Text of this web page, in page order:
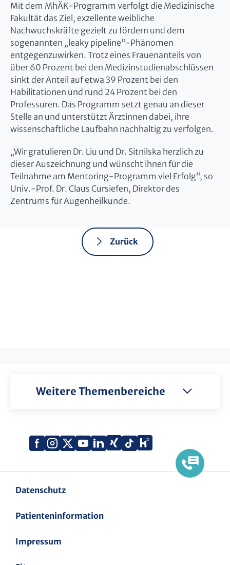
Mit dem MhÄK-Programm verfolgt die Medizinische
Fakultät das Ziel, exzellente weibliche
Nachwuchskräfte gezielt zu fördern und dem
sogenannten „leaky pipeline“-Phänomen
entgegenzuwirken. Trotz eines Frauenanteils von
über 60 Prozent bei den Medizinstudienabschlüssen
sinkt der Anteil auf etwa 39 Prozent bei den
Habilitationen und rund 24 Prozent bei den
Professuren. Das Programm setzt genau an dieser
Stelle an und unterstützt Ärztinnen dabei, ihre
wissenschaftliche Laufbahn nachhaltig zu verfolgen.
„Wir gratulieren Dr. Liu und Dr. Sitnilska herzlich zu
dieser Auszeichnung und wünscht ihnen für die
Teilnahme am Mentoring-Programm viel Erfolg“, so
Univ.-Prof. Dr. Claus Cursiefen, Direktor des
Zentrums für Augenheilkunde.
Zurück
Weitere Themenbereiche
Facebook
Instagram
X
YouTube
LinkedIn
Xing TiktokKununu
Datenschutz
Patienteninformation
Impressum